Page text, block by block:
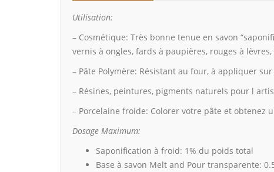
Utilisation:
– Cosmétique: Très bonne tenue en savon
vernis à ongles, fards à paupières, rouges à
– Pâte Polymère: Résistant au four, à appliquer
– Résines, peintures, pigments naturels pour l
– Porcelaine froide: Colorer votre pâte et obtenez
Dosage Maximum:
Saponification à froid: 1% du poids total
Base à savon Melt and Pour transparente: